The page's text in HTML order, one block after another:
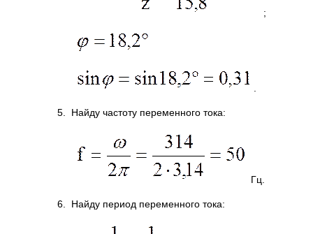
;
5. Найду частоту переменного тока:
Гц.
6. Найду период переменного тока: